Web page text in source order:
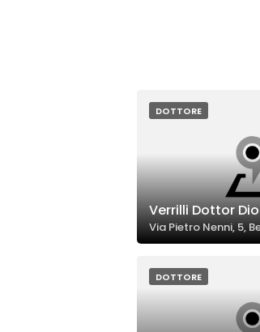
DOTTORE
Verrilli Dottor
Via Pietro Nenni, 5,
DOTTORE